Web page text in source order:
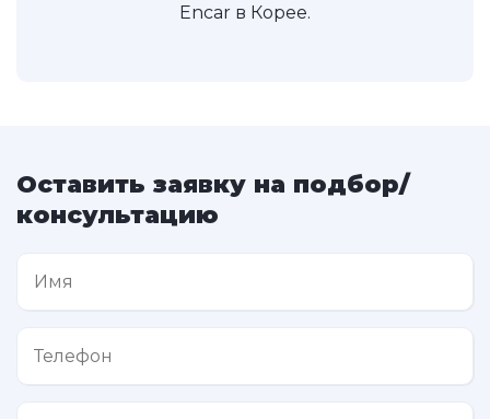
Encar в Корее.
Оставить заявку на подбор/
консультацию